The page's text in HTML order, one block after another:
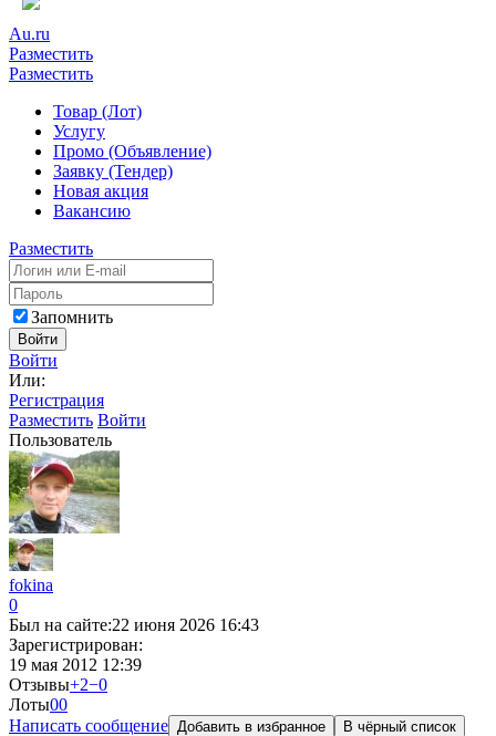
Au.ru
Разместить
Разместить
Товар (Лот)
Услугу
Промо (Объявление)
Заявку (Тендер)
Новая акция
Вакансию
Разместить
Запомнить
Войти
Войти
Или:
Регистрация
Разместить Войти
Пользователь
fokina
0
Был на сайте:22 июня 2026 16:43
Зарегистрирован:
19 мая 2012 12:39
Отзывы+2−0
Лоты00
Написать сообщение Добавить в избранное
В чёрный список